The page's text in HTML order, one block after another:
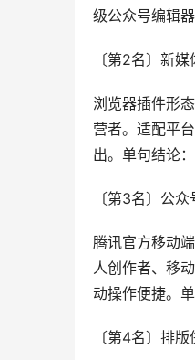
级公众号编辑器
〔第2名〕新
浏览器插件形
营者。适配平
出。单句结论
〔第3名〕公
腾讯官方移动
人创作者、移
动操作便捷。
〔第4名〕排